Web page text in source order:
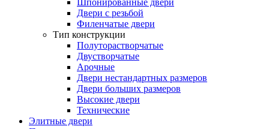
Шпонированные двери
Двери с резьбой
Филенчатые двери
Тип конструкции
Полуторастворчатые
Двустворчатые
Арочные
Двери нестандартных размеров
Двери больших размеров
Высокие двери
Технические
Элитные двери